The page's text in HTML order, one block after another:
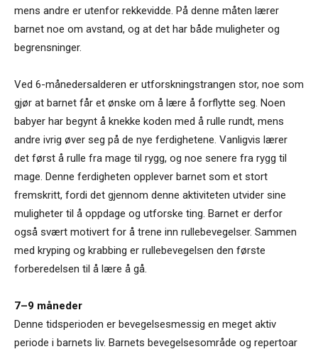
mens andre er utenfor rekkevidde. På denne måten lærer
barnet noe om avstand, og at det har både muligheter og
begrensninger.
Ved 6-månedersalderen er utforskningstrangen stor, noe som
gjør at barnet får et ønske om å lære å forflytte seg. Noen
babyer har begynt å knekke koden med å rulle rundt, mens
andre ivrig øver seg på de nye ferdighetene. Vanligvis lærer
det først å rulle fra mage til rygg, og noe senere fra rygg til
mage. Denne ferdigheten opplever barnet som et stort
fremskritt, fordi det gjennom denne aktiviteten utvider sine
muligheter til å oppdage og utforske ting. Barnet er derfor
også svært motivert for å trene inn rullebevegelser. Sammen
med kryping og krabbing er rullebevegelsen den første
forberedelsen til å lære å gå.
7–9 måneder
Denne tidsperioden er bevegelsesmessig en meget aktiv
periode i barnets liv. Barnets bevegelsesområde og repertoar